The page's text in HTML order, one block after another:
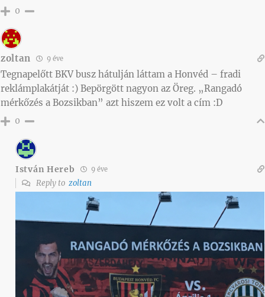
0
zoltan 9 éve
Tegnapelőtt BKV busz hátulján láttam a Honvéd – fradi
reklámplakátját :) Bepörgött nagyon az Öreg. „Rangadó
mérkőzés a Bozsikban” azt hiszem ez volt a cím :D
0
István Hereb 9 éve
Reply to zoltan